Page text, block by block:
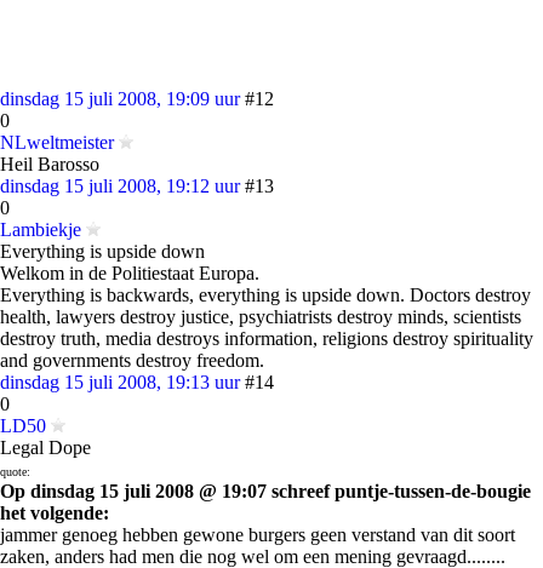
dinsdag 15 juli 2008, 19:09 uur #12
0
NLweltmeister
Heil Barosso
dinsdag 15 juli 2008, 19:12 uur #13
0
Lambiekje
Everything is upside down
Welkom in de Politiestaat Europa.
Everything is backwards, everything is upside down. Doctors destroy
health, lawyers destroy justice, psychiatrists destroy minds, scientists
destroy truth, media destroys information, religions destroy spirituality
and governments destroy freedom.
dinsdag 15 juli 2008, 19:13 uur #14
0
LD50
Legal Dope
quote:
Op dinsdag 15 juli 2008 @ 19:07 schreef puntje-tussen-de-bougie
het volgende:
jammer genoeg hebben gewone burgers geen verstand van dit soort
zaken, anders had men die nog wel om een mening gevraagd........